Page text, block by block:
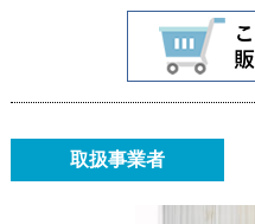
取扱事業者